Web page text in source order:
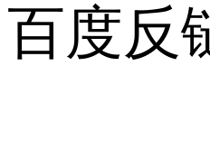
百度反